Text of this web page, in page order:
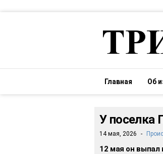
Главная Об
У поселка
14 мая, 2026 -
12 мая он выпал